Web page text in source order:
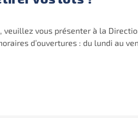
vous présenter à la
d’ouvertures : du lundi au